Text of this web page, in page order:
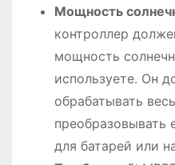
Мощность
контроллер
мощность
используете․ Он
обрабатывать
преобразовывать
для батарей или